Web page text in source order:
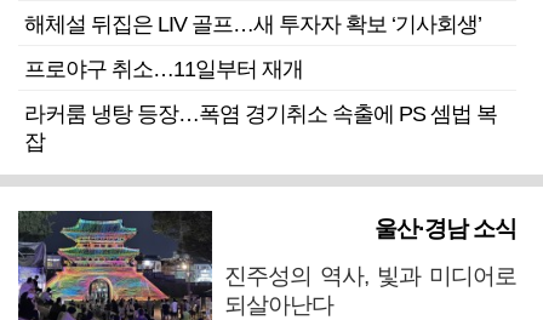
해체설 뒤집은 LIV 골프…새 투자자 확보 ‘기사회생’
프로야구 취소…11일부터 재개
라커룸 냉탕 등장…폭염 경기취소 속출에 PS 셈법 복
잡
울산·경남 소식
진주성의 역사, 빛과 미디어로
되살아난다